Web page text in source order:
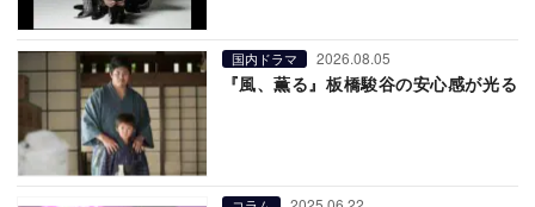
国内ドラマ 2026.08.05
『風、薫る』板橋駿谷の安心感が光る